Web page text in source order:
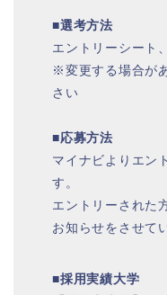
■選考方法
エントリーシート
※変更する場合が
さい
■応募方法
マイナビよりエン
す。
エントリーされた
お知らせをさせて
■採用実績大学